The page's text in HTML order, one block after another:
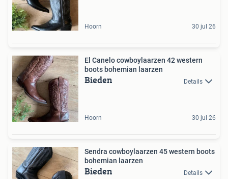
Hoorn 30 jul 26
El Canelo cowboylaarzen 42 western
boots bohemian laarzen
Bieden Details
Hoorn 30 jul 26
Sendra cowboylaarzen 45 western boots
bohemian laarzen
Bieden Details